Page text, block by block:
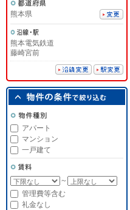
熊本県
熊本電気鉄道
藤崎宮前
アパート
マンション
一戸建て
～
管理費等含む
礼金なし